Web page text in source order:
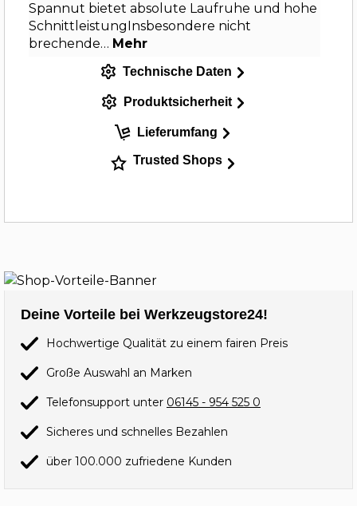
Spannut bietet absolute Laufruhe und hohe
SchnittleistungInsbesondere nicht
brechende… Mehr
Technische Daten
Produktsicherheit
Lieferumfang
Trusted Shops
Deine Vorteile bei Werkzeugstore24!
Hochwertige Qualität zu einem fairen Preis
Große Auswahl an Marken
Telefonsupport unter 06145 - 954 525 0
Sicheres und schnelles Bezahlen
über 100.000 zufriedene Kunden